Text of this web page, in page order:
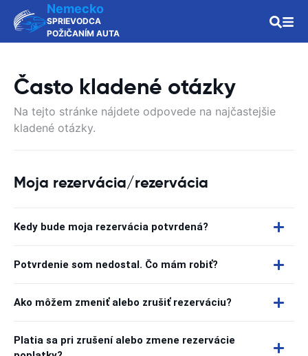
Nemecko
SPRIEVODCA
POŽIČANÍM AUTA
Často kladené otázky
Na tejto stránke nájdete odpovede na najčastejšie
kladené otázky.
Moja rezervácia/rezervácia
Kedy bude moja rezervácia potvrdená?
Potvrdenie som nedostal. Čo mám robiť?
Ako môžem zmeniť alebo zrušiť rezerváciu?
Platia sa pri zrušení alebo zmene rezervácie